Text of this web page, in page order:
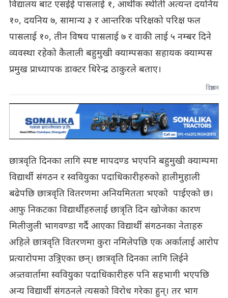
विद्यालय बाट एसईई पासलाई १, आर्थीक स्थीती अत्यन्त दयनिय
१०, दयनिय ७, सामान्य ३ र आन्तरिक परिक्षको परिक्ष फल
पासलाई १०, तीन विषय पासलाई ७ र वाकी लाई ५ नम्बर दिने
व्यवस्था रहेको कैलाली बहुमुखी क्याम्पसका सहायक क्याम्पस
प्रमुख प्राध्यापक डाक्टर धिरेन्द्र ठाकुरले बताए।
विज्ञापन
छात्रवृति दिनका लागि स्पष्ट मापदण्ड भएपनि बहुमुखी क्याम्पमा
विद्यार्थी संगठन र स्ववियुका पदाधिकारीहरुको हालीमुहाली
बढेपछि छात्रवृति वितरणमा अनियमितता भएको पाईएको छ।
आफु निकटका विद्यार्थीहरुलाई छात्रृति दिन खोजेका कारण
मिलीजुली भागवण्डा गर्दै आएका विद्यार्थी संगठनका नेताहरु
अहिले छात्रवृति वितरणमा कुरा नमिलेपछि एक अर्कालाई आरोप
प्रत्यारोपमा उत्र्रिएका छन्। छात्रवृति दिनका लागि लिईने
अन्र्तवार्तामा स्ववियुका पदाधिकारीहरु पनि सहभागी भएपछि
अन्य विद्यार्थी संगठनले त्यसको विरोध गरेका हुन्। तर भाग